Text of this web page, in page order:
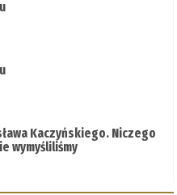
Kaczyńskiego. Niczego
wymyśliliśmy